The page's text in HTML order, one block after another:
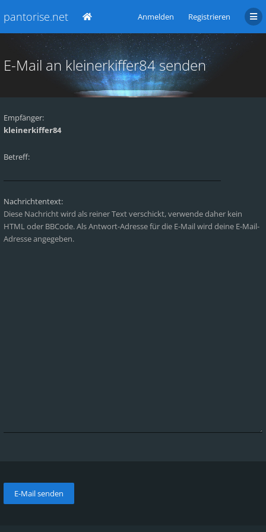
pantorise.net Anmelden Registrieren
E-Mail an kleinerkiffer84 senden
Empfänger:
kleinerkiffer84
Betreff:
Nachrichtentext:
Diese Nachricht wird als reiner Text verschickt, verwende daher kein
HTML oder BBCode. Als Antwort-Adresse für die E-Mail wird deine E-Mail-
Adresse angegeben.